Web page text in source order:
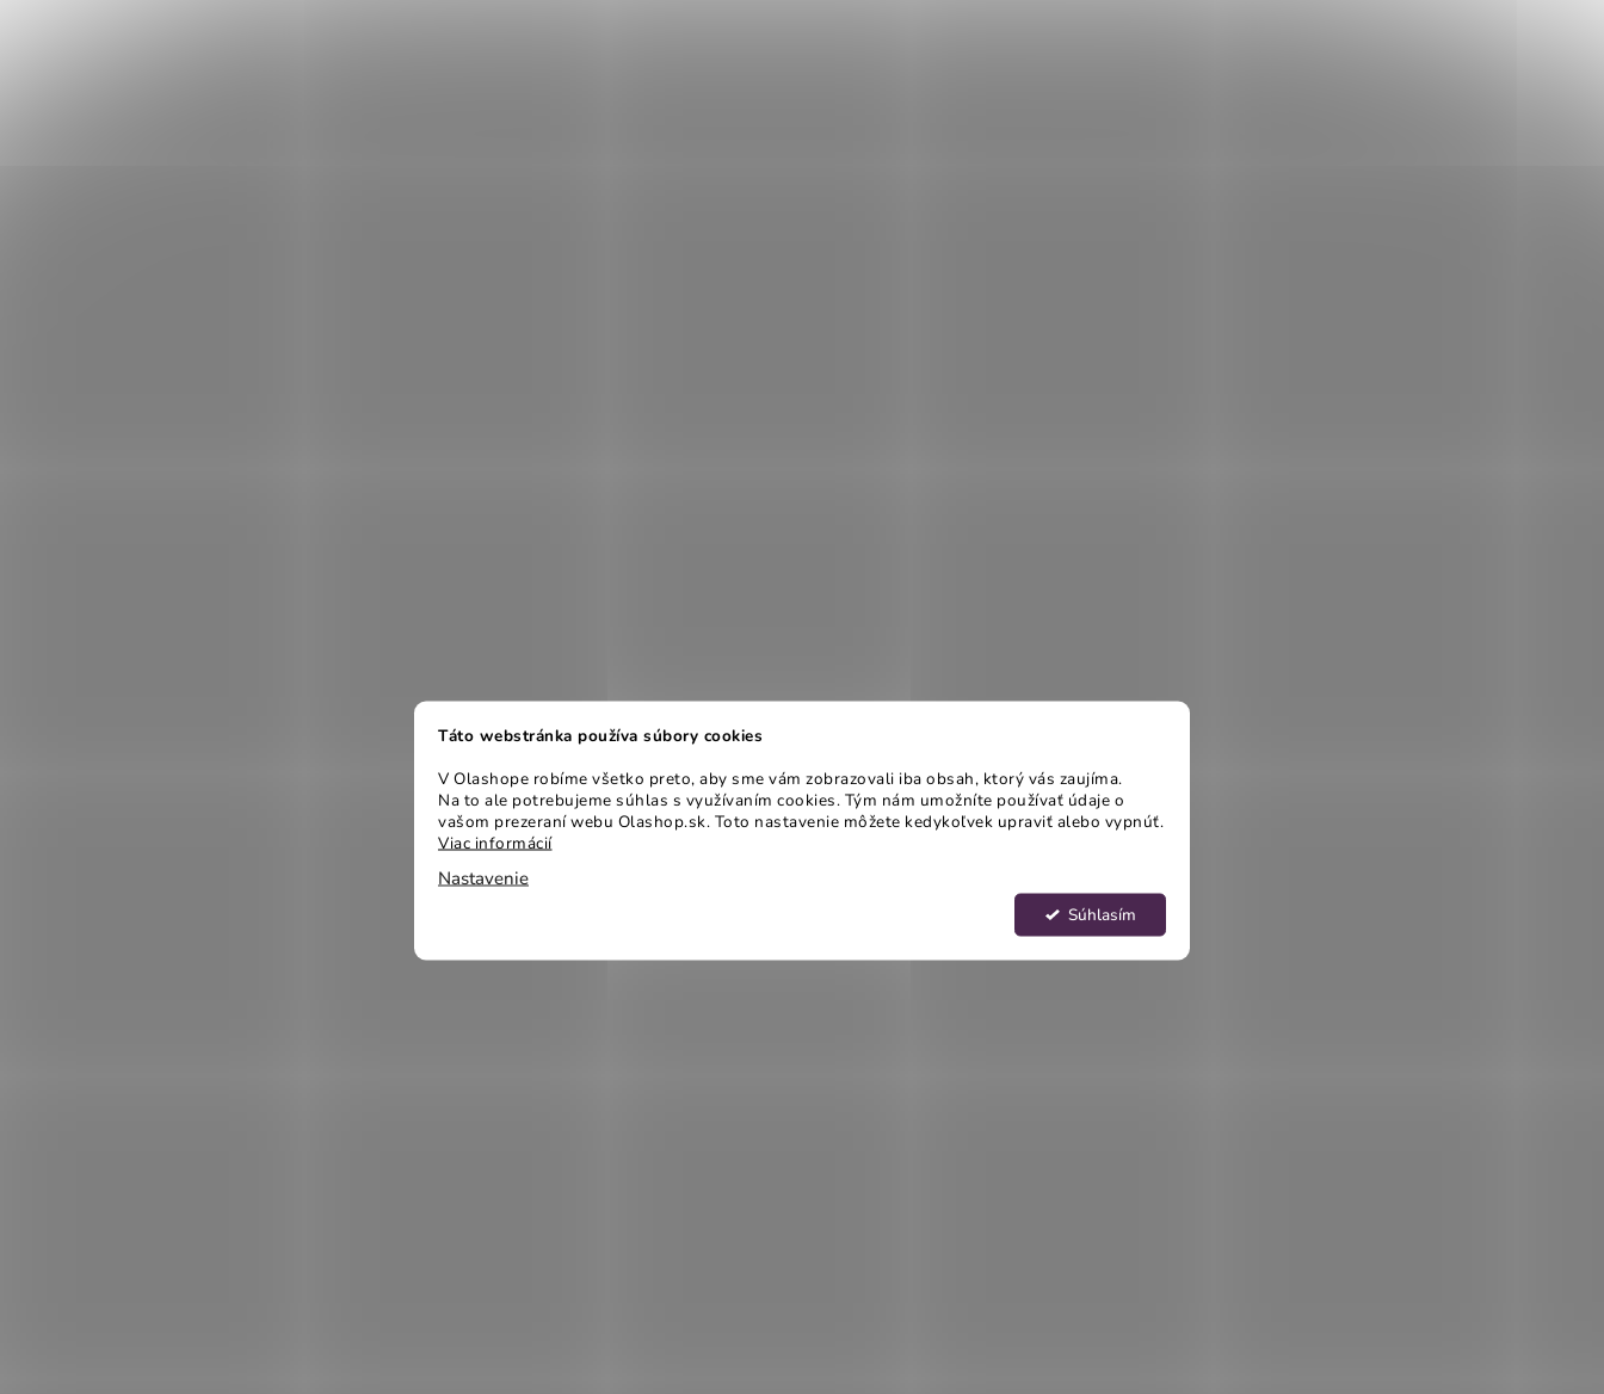
Táto webstránka používa súbory cookies
V Olashope robíme všetko preto, aby sme vám zobrazovali iba obsah, ktorý vás zaujíma.
Na to ale potrebujeme súhlas s využívaním cookies. Tým nám umožníte používať údaje o
vašom prezeraní webu Olashop.sk. Toto nastavenie môžete kedykoľvek upraviť alebo vypnúť.
Viac informácií
Nastavenie
Súhlasím